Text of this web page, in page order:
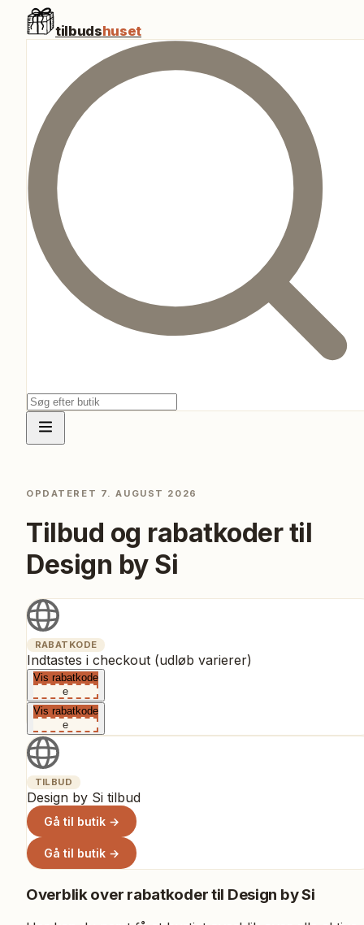
tilbudshuset
OPDATERET 7. AUGUST 2026
Tilbud og rabatkoder til
Design by Si
RABATKODE
Indtastes i checkout (udløb varierer)
Vis rabatkode
e
Vis rabatkode
e
TILBUD
Design by Si tilbud
Gå til butik →
Gå til butik →
Overblik over rabatkoder til Design by Si